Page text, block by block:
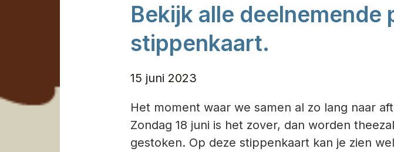
Bekijk alle deelnemende
stippenkaart.
15 juni 2023
Het moment waar we samen al zo lang naar
Zondag 18 juni is het zover, dan worden
gestoken. Op deze stippenkaart kan je zien